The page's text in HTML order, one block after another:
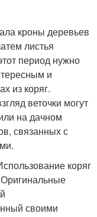
кроны деревьев
листья
период нужно
и
из коряг.
веточки могут
на дачном
связанных с
коряг
своими